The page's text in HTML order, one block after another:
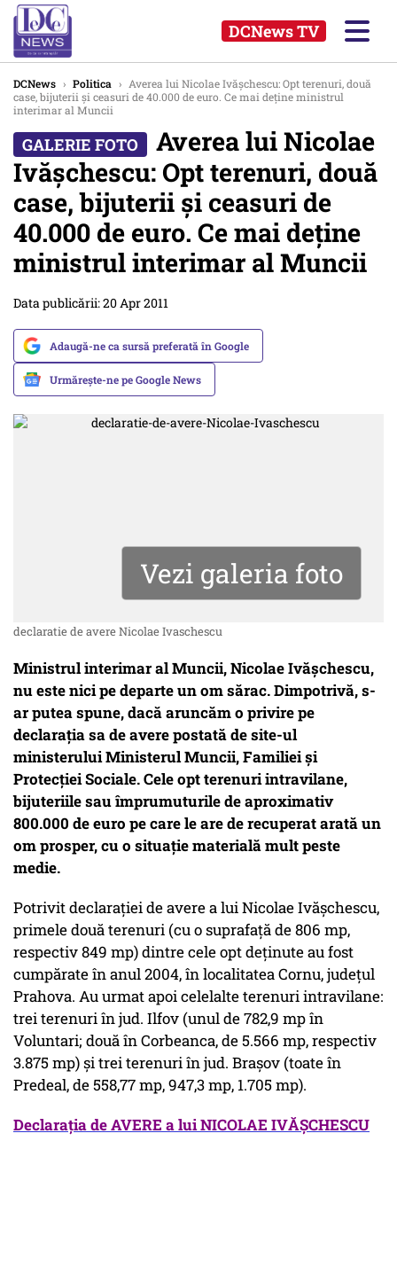
DCNews TV
DCNews › Politica › Averea lui Nicolae Ivăşchescu: Opt terenuri, două
case, bijuterii şi ceasuri de 40.000 de euro. Ce mai deţine ministrul
interimar al Muncii
Averea lui Nicolae
Ivăşchescu: Opt terenuri, două
case, bijuterii şi ceasuri de
40.000 de euro. Ce mai deţine
ministrul interimar al Muncii
Data publicării: 20 Apr 2011
Adaugă-ne ca sursă preferată în Google
Urmărește-ne pe Google News
Vezi galeria foto
declaratie de avere Nicolae Ivaschescu
Ministrul interimar al Muncii, Nicolae Ivăşchescu,
nu este nici pe departe un om sărac. Dimpotrivă, s-
ar putea spune, dacă aruncăm o privire pe
declaraţia sa de avere postată de site-ul
ministerului Ministerul Muncii, Familiei şi
Protecţiei Sociale. Cele opt terenuri intravilane,
bijuteriile sau împrumuturile de aproximativ
800.000 de euro pe care le are de recuperat arată un
om prosper, cu o situaţie materială mult peste
medie.
Potrivit declaraţiei de avere a lui Nicolae Ivăşchescu,
primele două terenuri (cu o suprafaţă de 806 mp,
respectiv 849 mp) dintre cele opt deţinute au fost
cumpărate în anul 2004, în localitatea Cornu, judeţul
Prahova. Au urmat apoi celelalte terenuri intravilane:
trei terenuri în jud. Ilfov (unul de 782,9 mp în
Voluntari; două în Corbeanca, de 5.566 mp, respectiv
3.875 mp) şi trei terenuri în jud. Braşov (toate în
Predeal, de 558,77 mp, 947,3 mp, 1.705 mp).
Declaraţia de AVERE a lui NICOLAE IVĂŞCHESCU